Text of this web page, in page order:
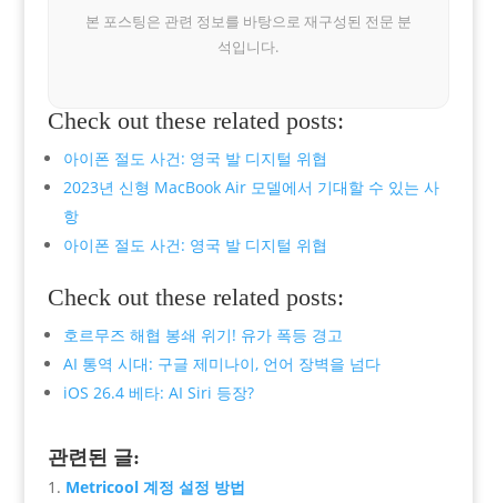
본 포스팅은 관련 정보를 바탕으로 재구성된 전문 분
석입니다.
Check out these related posts:
아이폰 절도 사건: 영국 발 디지털 위협
2023년 신형 MacBook Air 모델에서 기대할 수 있는 사
항
아이폰 절도 사건: 영국 발 디지털 위협
Check out these related posts:
호르무즈 해협 봉쇄 위기! 유가 폭등 경고
AI 통역 시대: 구글 제미나이, 언어 장벽을 넘다
iOS 26.4 베타: AI Siri 등장?
관련된 글:
Metricool 계정 설정 방법